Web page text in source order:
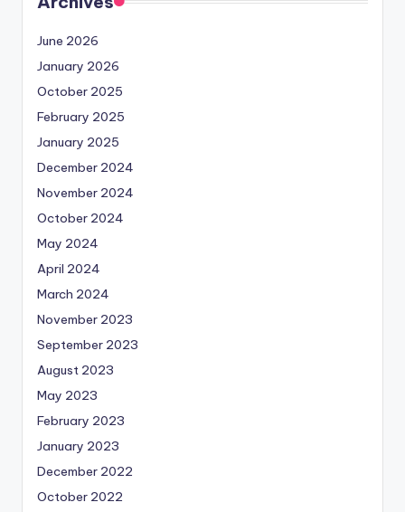
June 2026
January 2026
October 2025
February 2025
January 2025
December 2024
November 2024
October 2024
May 2024
April 2024
March 2024
November 2023
September 2023
August 2023
May 2023
February 2023
January 2023
December 2022
October 2022